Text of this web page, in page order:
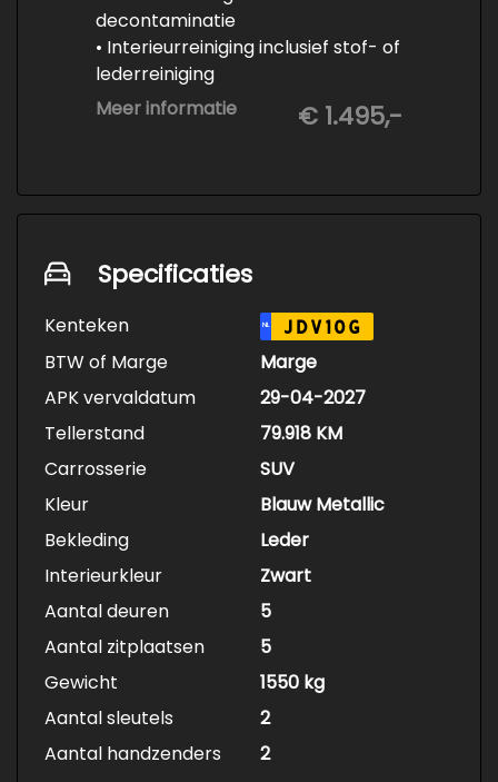
decontaminatie
• Interieurreiniging inclusief stof- of
lederreiniging
• 3-staps lakcorrectie
• Keramische Coating (+/- 5 jaar)
Meer informatie € 1.495,-
Specificaties
Kenteken NL JDV10G
BTW of Marge
Marge
APK vervaldatum
29-04-2027
Tellerstand
79.918 KM
Carrosserie
SUV
Kleur
Blauw Metallic
Bekleding
Leder
Interieurkleur
Zwart
Aantal deuren
5
Aantal zitplaatsen
5
Gewicht
1550 kg
Aantal sleutels
2
Aantal handzenders
2